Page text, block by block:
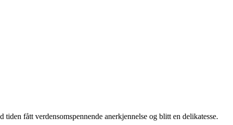
fått verdensomspennende anerkjennelse og blitt en delikatesse.